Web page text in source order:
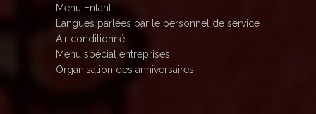
Menu Enfant
Langues parlées par le personnel de service
Air conditionné
Menu spécial entreprises
Organisation des anniversaires